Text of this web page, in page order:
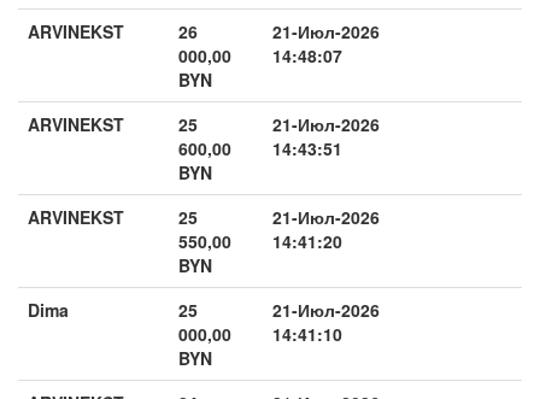
ARVINEKST
26
000,00
BYN
21-Июл-2026
14:48:07
ARVINEKST
25
600,00
BYN
21-Июл-2026
14:43:51
ARVINEKST
25
550,00
BYN
21-Июл-2026
14:41:20
Dima
25
000,00
BYN
21-Июл-2026
14:41:10